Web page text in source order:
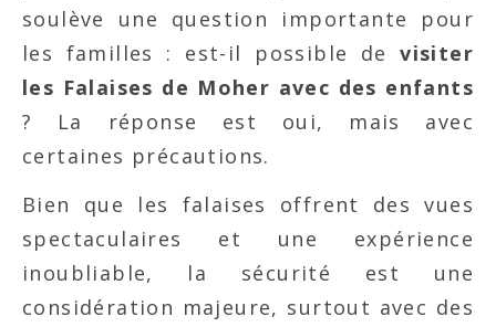
soulève une question importante pour
les familles : est-il possible de visiter
les Falaises de Moher avec des enfants
? La réponse est oui, mais avec
certaines précautions.
Bien que les falaises offrent des vues
spectaculaires et une expérience
inoubliable, la sécurité est une
considération majeure, surtout avec des